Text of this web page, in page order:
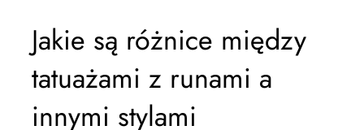
Jakie są różnice między
tatuażami z runami a
innymi stylami